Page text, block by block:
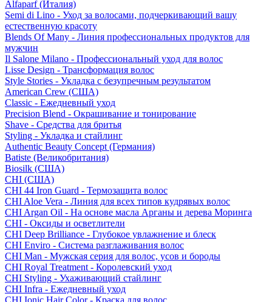
Alfaparf (Италия)
Semi di Lino - Уход за волосами, подчеркивающий вашу
естественную красоту
Blends Of Many - Линия профессиональных продуктов для
мужчин
Il Salone Milano - Профессиональный уход для волос
Lisse Design - Трансформация волос
Style Stories - Укладка с безупречным результатом
American Crew (США)
Classic - Ежедневный уход
Precision Blend - Окрашивание и тонирование
Shave - Средства для бритья
Styling - Укладка и стайлинг
Authentic Beauty Concept (Германия)
Batiste (Великобритания)
Biosilk (США)
CHI (США)
CHI 44 Iron Guard - Термозащита волос
CHI Aloe Vera - Линия для всех типов кудрявых волос
CHI Argan Oil - На основе масла Арганы и дерева Моринга
CHI - Оксиды и осветлители
CHI Deep Brilliance - Глубокое увлажнение и блеск
CHI Enviro - Система разглаживания волос
CHI Man - Мужская серия для волос, усов и бороды
CHI Royal Treatment - Королевский уход
CHI Styling - Ухаживающий стайлинг
CHI Infra - Ежедневный уход
CHI Ionic Hair Color - Краска для волос